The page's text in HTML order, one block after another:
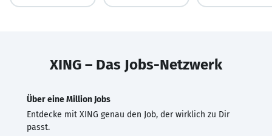
XING – Das Jobs-Netzwerk
Über eine Million Jobs
Entdecke mit XING genau den Job, der wirklich zu Dir
passt.